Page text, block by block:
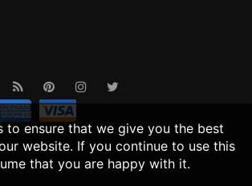
to ensure that we give you the best
website. If you continue to use this
that you are happy with it.